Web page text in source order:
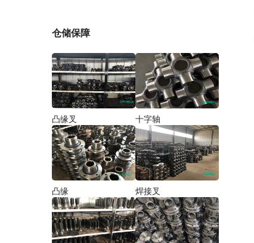
仓储保障
凸缘叉 十字轴
凸缘 焊接叉